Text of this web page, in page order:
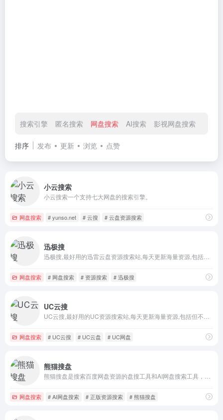
搜索引擎 匿名搜索 网盘搜索 AI搜索 影视网盘搜索
排序 发布 更新 浏览 点赞
小云搜索
小云搜索一个支持七大网盘的搜索引擎。
网盘搜索 # yunso.net # 云搜 # 云盘资源搜索
迅极搜
网盘搜索 # 网盘搜索 # 资源搜索 # 迅极搜
UC云搜
网盘搜索 # UC云搜 # UC云盘 # UC网盘
熊猫搜盘
网盘搜索 # AI网盘搜索 # 正版资源搜索 # 熊猫搜盘